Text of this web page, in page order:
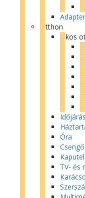
Adapter
Otthon
Okos
Óra
Csengő
TV- és